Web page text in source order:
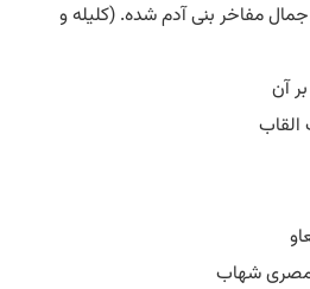
مفاخر بنی آدم شده. (کلیله و
آن
القاب
شهاب